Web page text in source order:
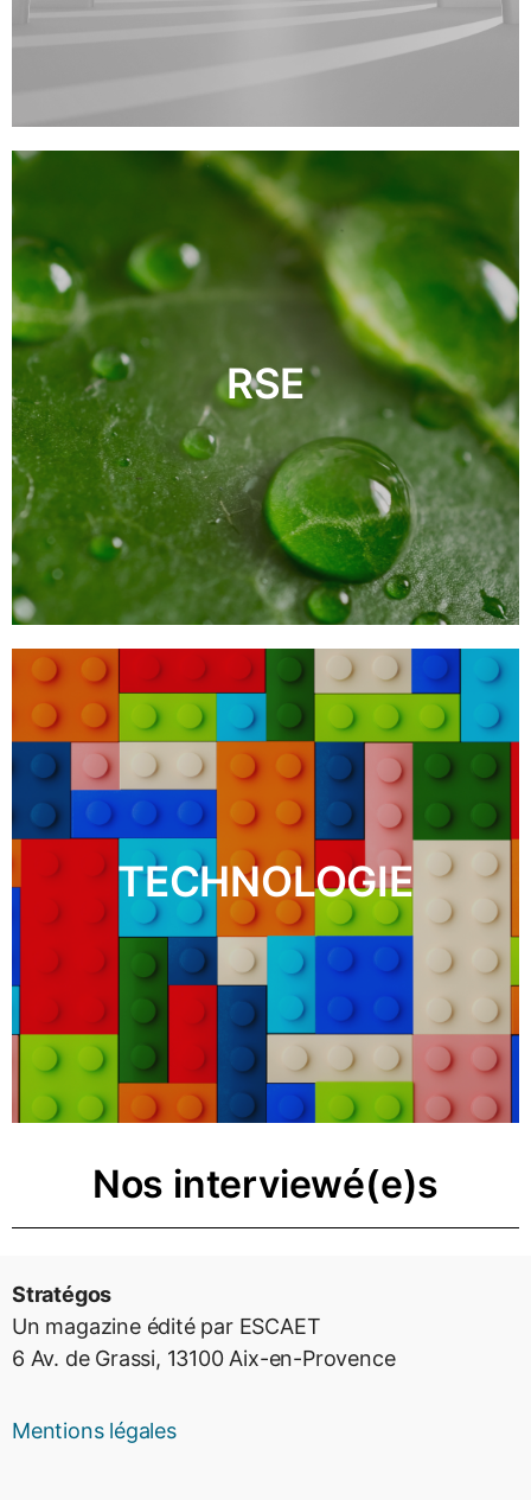
RSE
DÉCOUVRIR
TECHNOLOGIE
DÉCOUVRIR
Nos interviewé(e)s
Stratégos
Un magazine édité par ESCAET
6 Av. de Grassi, 13100 Aix-en-Provence
Mentions légales